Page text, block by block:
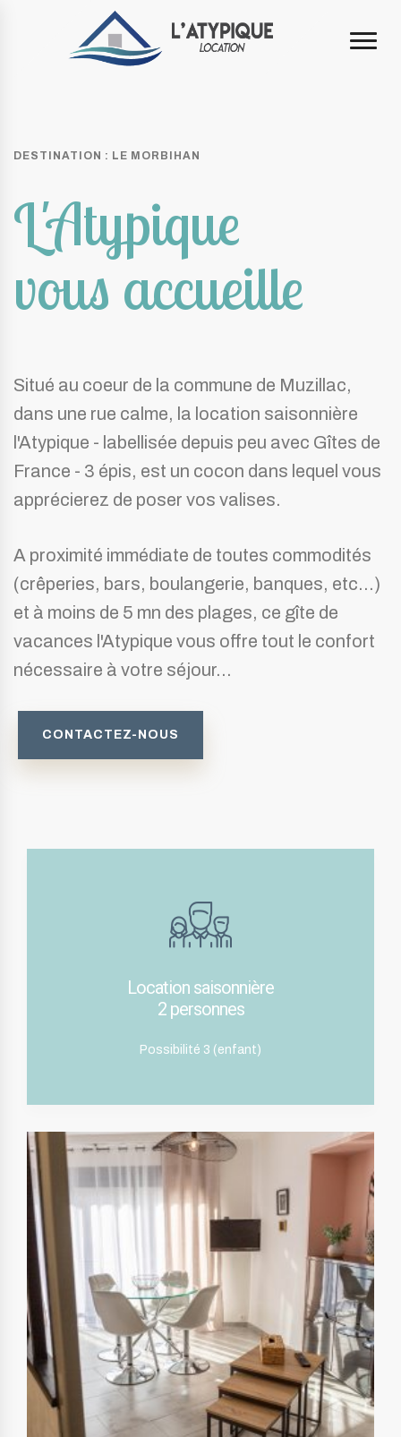
DESTINATION : LE MORBIHAN
L'Atypique
vous accueille
Situé au coeur de la commune de Muzillac,
dans une rue calme, la location saisonnière
l'Atypique - labellisée depuis peu avec Gîtes de
France - 3 épis, est un cocon dans lequel vous
apprécierez de poser vos valises.
A proximité immédiate de toutes commodités
(crêperies, bars, boulangerie, banques, etc...)
et à moins de 5 mn des plages, ce gîte de
vacances l'Atypique vous offre tout le confort
nécessaire à votre séjour...
CONTACTEZ-NOUS
Location saisonnière
2 personnes
Possibilité 3 (enfant)